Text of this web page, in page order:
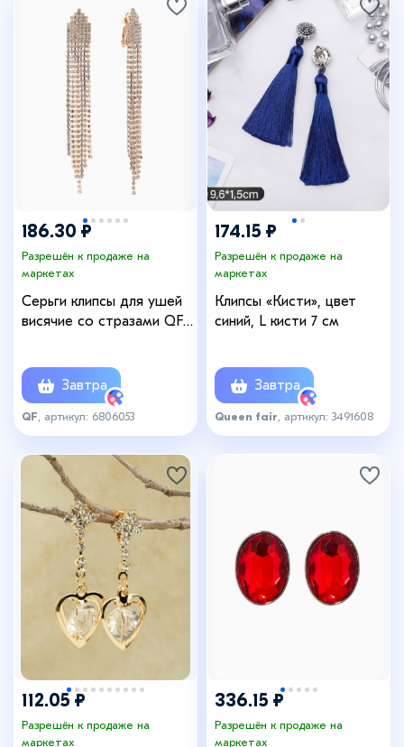
186.30 ₽
Разрешён к продаже на
маркетах
Серьги клипсы для ушей
висячие со стразами QF
Завтра
QF , артикул: 6806053
174.15 ₽
Разрешён к продаже на
маркетах
Клипсы «Кисти», цвет
синий, L кисти 7 см
Завтра
Queen fair , артикул: 3491608
112.05 ₽
Разрешён к продаже на
маркетах
336.15 ₽
Разрешён к продаже на
маркетах